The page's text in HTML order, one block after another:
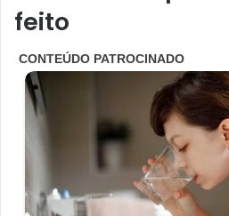
feito